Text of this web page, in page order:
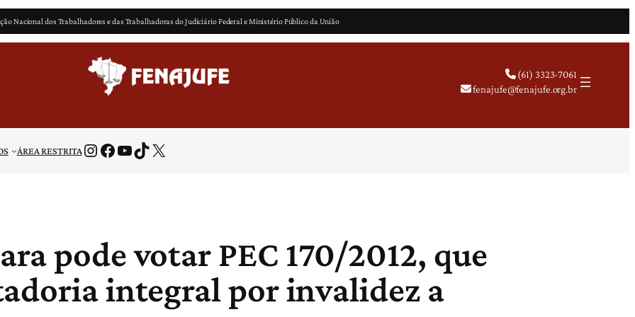
Nacional dos Trabalhadores e das Trabalhadoras do Judiciário Federal e Ministério Público da União
(61) 3323-7061
fenajufe@fenajufe.org.br
ÁREA RESTRITAInstagram Facebook Youtube TikTok X
pode votar PEC 170/2012, que
integral por invalidez a